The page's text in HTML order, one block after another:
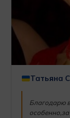
Татьяна
Благодарю